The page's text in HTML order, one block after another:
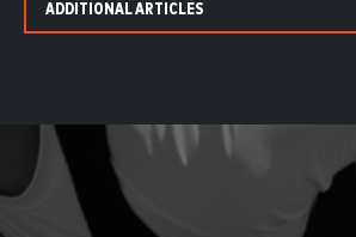
ADDITIONAL ARTICLES